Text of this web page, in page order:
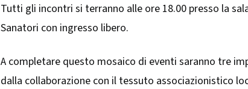
Tutti gli incontri si terranno alle ore 18.00 presso la
Sanatori con ingresso libero.
A completare questo mosaico di eventi saranno tre
dalla collaborazione con il tessuto associazionistico